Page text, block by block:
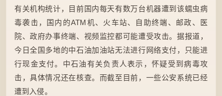
有关机构统计，目前国内每天有数万台机器遭到该蠕虫病
毒袭击，国内的ATM机、火车站、自助终端、邮政、医
院、政府办事终端、视频监控都可能遭受攻击。据报道，
今日全国多地的中石油加油站无法进行网络支付，只能进
行现金支付。中石油有关负责人表示，怀疑受到病毒攻
击，具体情况还在核查。而截至目前，一些公安系统已经
遭到入侵。